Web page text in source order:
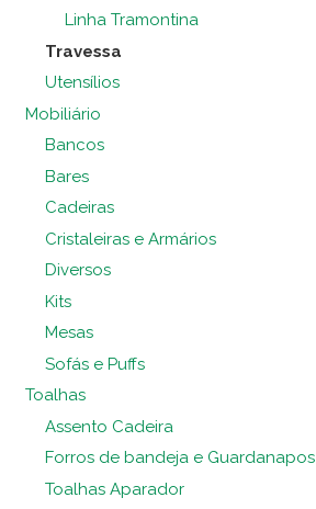
Linha Tramontina
Travessa
Utensílios
Mobiliário
Bancos
Bares
Cadeiras
Cristaleiras e Armários
Diversos
Kits
Mesas
Sofás e Puffs
Toalhas
Assento Cadeira
Forros de bandeja e Guardanapos
Toalhas Aparador